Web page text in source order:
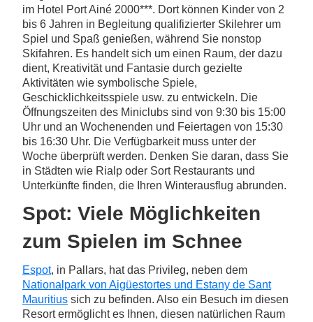
im Hotel Port Ainé 2000***. Dort können Kinder von 2
bis 6 Jahren in Begleitung qualifizierter Skilehrer um
Spiel und Spaß genießen, während Sie nonstop
Skifahren. Es handelt sich um einen Raum, der dazu
dient, Kreativität und Fantasie durch gezielte
Aktivitäten wie symbolische Spiele,
Geschicklichkeitsspiele usw. zu entwickeln. Die
Öffnungszeiten des Miniclubs sind von 9:30 bis 15:00
Uhr und an Wochenenden und Feiertagen von 15:30
bis 16:30 Uhr. Die Verfügbarkeit muss unter der
Woche überprüft werden. Denken Sie daran, dass Sie
in Städten wie Rialp oder Sort Restaurants und
Unterkünfte finden, die Ihren Winterausflug abrunden.
Spot: Viele Möglichkeiten
zum Spielen im Schnee
Espot, in Pallars, hat das Privileg, neben dem
Nationalpark von Aigüestortes und Estany de Sant
Mauritius sich zu befinden. Also ein Besuch im diesen
Resort ermöglicht es Ihnen, diesen natürlichen Raum